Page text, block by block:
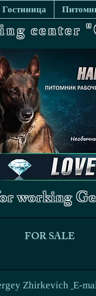
Гостиница
center
working
FOR SALE
Zhirkevich E-